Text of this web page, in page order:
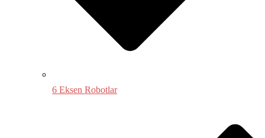
6 Eksen Robotlar